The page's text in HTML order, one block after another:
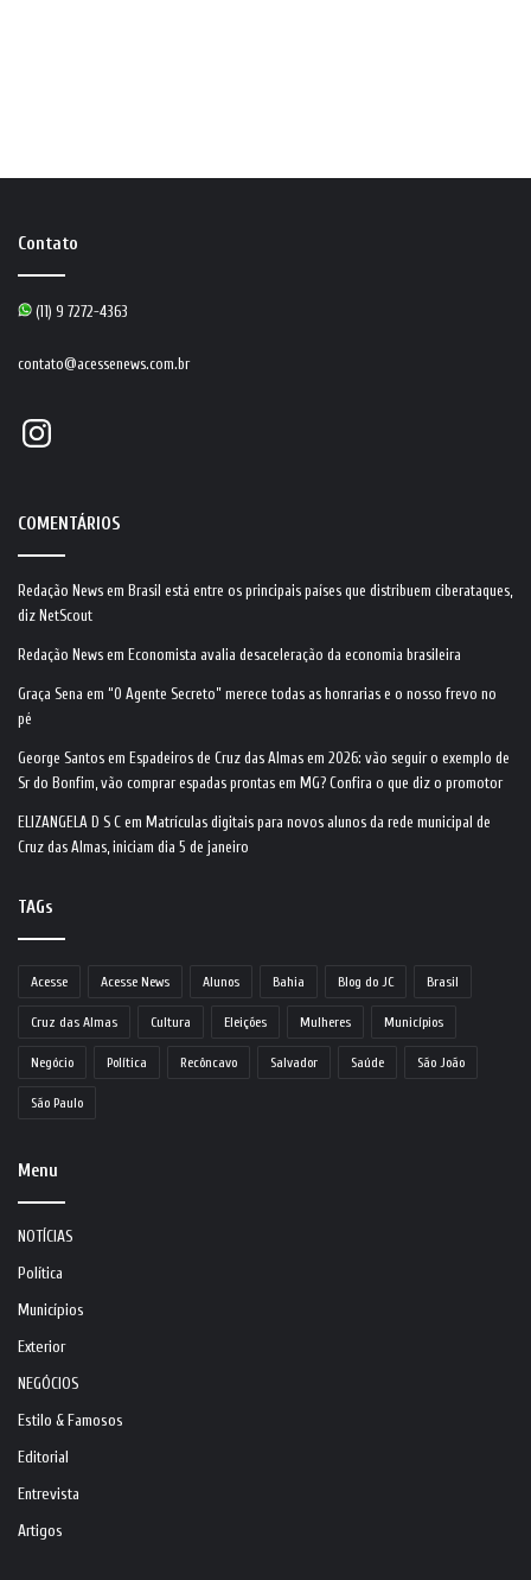
Contato
(11) 9 7272-4363
contato@acessenews.com.br
Instagram
COMENTÁRIOS
Redação News em Brasil está entre os principais países que distribuem ciberataques,
diz NetScout
Redação News em Economista avalia desaceleração da economia brasileira
Graça Sena em “O Agente Secreto” merece todas as honrarias e o nosso frevo no
pé
George Santos em Espadeiros de Cruz das Almas em 2026: vão seguir o exemplo de
Sr do Bonfim, vão comprar espadas prontas em MG? Confira o que diz o promotor
ELIZANGELA D S C em Matrículas digitais para novos alunos da rede municipal de
Cruz das Almas, iniciam dia 5 de janeiro
TAGs
Acesse Acesse News Alunos Bahia Blog do JC Brasil
Cruz das Almas Cultura Eleições Mulheres Municípios
Negócio Política Recôncavo Salvador Saúde São João
São Paulo
Menu
NOTÍCIAS
Política
Municípios
Exterior
NEGÓCIOS
Estilo & Famosos
Editorial
Entrevista
Artigos